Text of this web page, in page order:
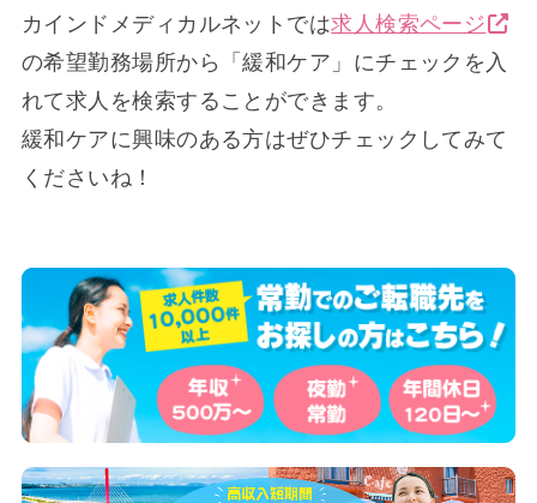
カインドメディカルネットでは求人検索ページ
の希望勤務場所から「緩和ケア」にチェックを入
れて求人を検索することができます。
緩和ケアに興味のある方はぜひチェックしてみて
くださいね！